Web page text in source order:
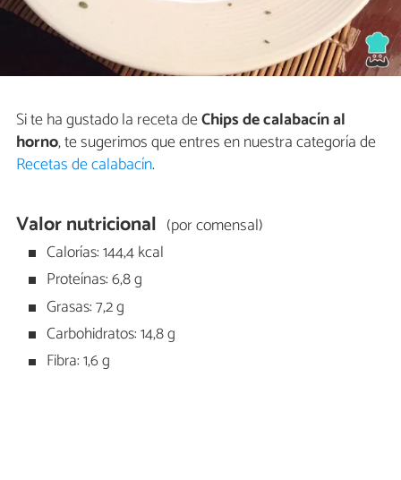
Si te ha gustado la receta deChips de calabacín al
horno, te sugerimos que entres en nuestra categoría de
Recetas de calabacín.
Valor nutricional (por comensal)
Calorías: 144,4 kcal
Proteínas: 6,8 g
Grasas: 7,2 g
Carbohidratos: 14,8 g
Fibra: 1,6 g